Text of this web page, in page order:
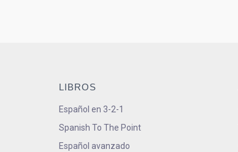
LIBROS
Español en 3-2-1
Spanish To The Point
Español avanzado